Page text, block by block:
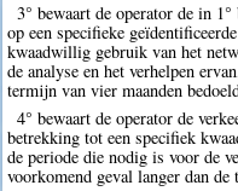
3° bewaart de operator de in
op een specifieke
kwaadwillig gebruik van het
de analyse en het verhelpen
termijn van vier maanden
4° bewaart de operator de
betrekking tot een specifiek
de periode die nodig is voor de
voorkomend geval langer dan